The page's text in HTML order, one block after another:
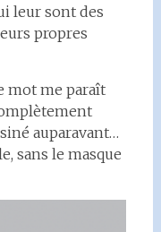
leur sont des
propres
mot me paraît
auparavant…
sans le masque